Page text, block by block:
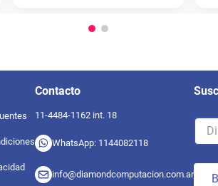
Contacto
11-4484-1162 int. 18
WhatsApp: 1144082118
info@diamondcomputacion.com.ar